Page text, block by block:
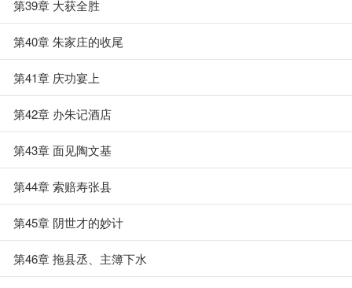
第39章 大获全胜
第40章 朱家庄的收尾
第41章 庆功宴上
第42章 办朱记酒店
第43章 面见陶文基
第44章 索赔寿张县
第45章 阴世才的妙计
第46章 拖县丞、主簿下水